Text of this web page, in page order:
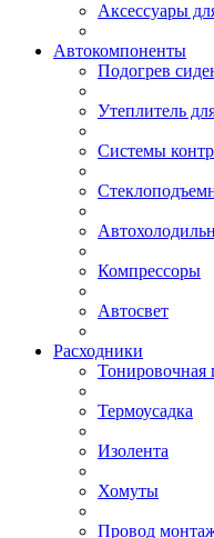
Аксессуары
Автокомпоненты
Подогрев
Утеплитель
Системы
Компрессоры
Автосвет
Расходники
Тонировочная
Термоусадка
Изолента
Хомуты
Провод